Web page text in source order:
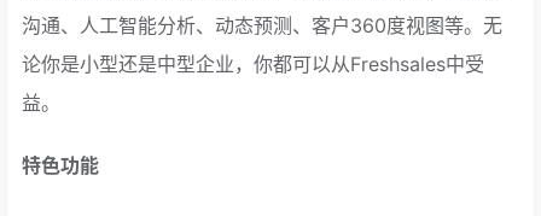
沟通、人工智能分析、动态预测、客户360度视图等。无
论你是小型还是中型企业，你都可以从Freshsales中受
益。
特色功能